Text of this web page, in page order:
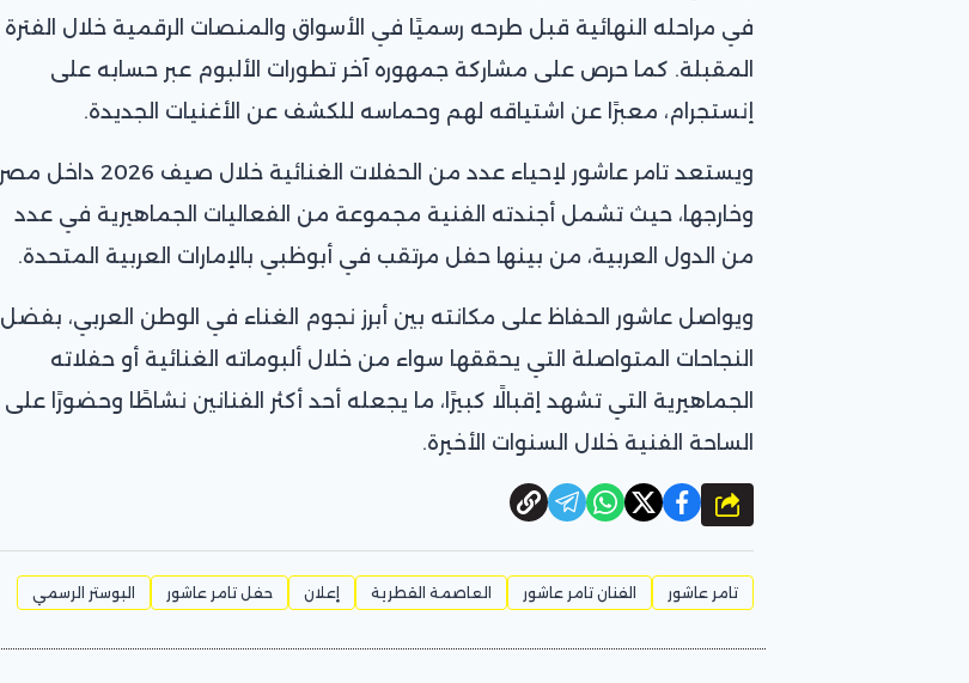
في مراحله النهائية قبل طرحه رسميًا في الأسواق والمنصات الرقمية خلال الفترة
المقبلة. كما حرص على مشاركة جمهوره آخر تطورات الألبوم عبر حسابه على
إنستجرام، معبرًا عن اشتياقه لهم وحماسه للكشف عن الأغنيات الجديدة.
ويستعد تامر عاشور لإحياء عدد من الحفلات الغنائية خلال صيف 2026 داخل مصر
وخارجها، حيث تشمل أجندته الفنية مجموعة من الفعاليات الجماهيرية في عدد
من الدول العربية، من بينها حفل مرتقب في أبوظبي بالإمارات العربية المتحدة.
ويواصل عاشور الحفاظ على مكانته بين أبرز نجوم الغناء في الوطن العربي، بفضل
النجاحات المتواصلة التي يحققها سواء من خلال ألبوماته الغنائية أو حفلاته
الجماهيرية التي تشهد إقبالًا كبيرًا، ما يجعله أحد أكثر الفنانين نشاطًا وحضورًا على
الساحة الفنية خلال السنوات الأخيرة.
شارك
تامر عاشور الفنان تامر عاشور العاصمة القطرية إعلان حفل تامر عاشور البوستر الرسمي